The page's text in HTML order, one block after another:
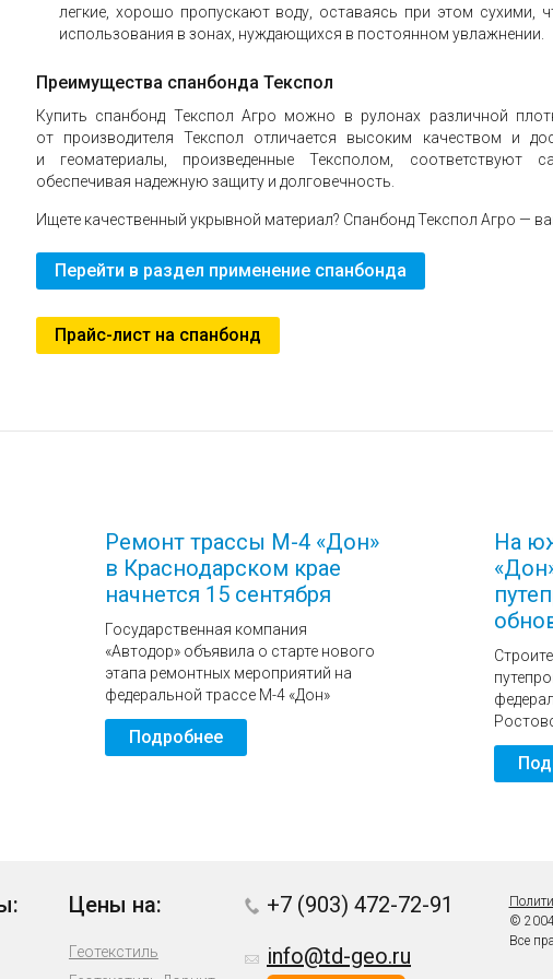
легкие, хорошо пропускают воду, оставаясь при этом сухими,
использования в зонах, нуждающихся в постоянном увлажнении.
Преимущества спанбонда Текспол
Купить спанбонд Текспол Агро можно в рулонах различной
от производителя Текспол отличается высоким качеством и
и геоматериалы, произведенные Тексполом, соответствуют
обеспечивая надежную защиту и долговечность.
Ищете качественный укрывной материал? Спанбонд Текспол Агро —
Перейти в раздел применение спанбонда
Прайс-лист на спанбонд
Ремонт трассы М-4 «Дон»
в Краснодарском крае
начнется 15 сентября
Государственная компания
«Автодор» объявила о старте нового
этапа ремонтных мероприятий на
федеральной трассе М-4 «Дон»
Подробнее
На
Цены на:
Геотекстиль
+7 (903) 472-72-91
info@td-geo.ru
©
Все